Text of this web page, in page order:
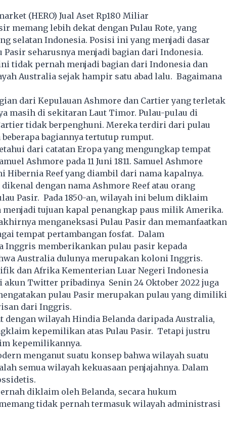
(HERO) Jual Aset Rp180 Miliar
memang lebih dekat dengan Pulau Rote, yang
selatan Indonesia. Posisi ini yang menjadi dasar
Pasir seharusnya menjadi bagian dari Indonesia.
tidak pernah menjadi bagian dari Indonesia dan
Australia sejak hampir satu abad lalu. Bagaimana
dari Kepulauan Ashmore dan Cartier yang terletak
masih di sekitaran Laut Timor. Pulau-pulau di
tidak berpenghuni. Mereka terdiri dari pulau
bagiannya tertutup rumput.
dari catatan Eropa yang mengungkap tempat
Ashmore pada 11 Juni 1811. Samuel Ashmore
Hibernia Reef yang diambil dari nama kapalnya.
dengan nama Ashmore Reef atau orang
Pasir. Pada 1850-an, wilayah ini belum diklaim
menjadi tujuan kapal penangkap paus milik Amerika.
menganeksasi Pulau Pasir dan memanfaatkan
tempat pertambangan fosfat. Dalam
Inggris memberikankan pulau pasir kepada
Australia dulunya merupakan koloni Inggris.
dan Afrika Kementerian Luar Negeri Indonesia
Twitter pribadinya Senin 24 Oktober 2022 juga
pulau Pasir merupakan pulau yang dimiliki
dari Inggris.
dengan wilayah Hindia Belanda daripada Australia,
kepemilikan atas Pulau Pasir. Tetapi justru
kepemilikannya.
menganut suatu konsep bahwa wilayah suatu
semua wilayah kekuasaan penjajahnya. Dalam
diklaim oleh Belanda, secara hukum
tidak pernah termasuk wilayah administrasi